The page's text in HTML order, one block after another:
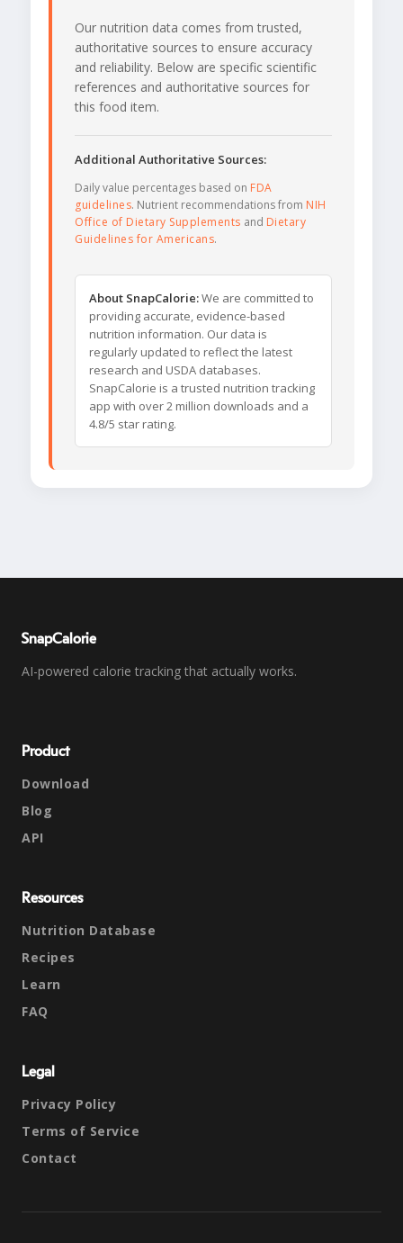
Our nutrition data comes from trusted,
authoritative sources to ensure accuracy
and reliability. Below are specific scientific
references and authoritative sources for
this food item.
Additional Authoritative Sources:
Daily value percentages based on FDA
guidelines. Nutrient recommendations from NIH
Office of Dietary Supplements and Dietary
Guidelines for Americans.
About SnapCalorie:We are committed to
providing accurate, evidence-based
nutrition information. Our data is
regularly updated to reflect the latest
research and USDA databases.
SnapCalorie is a trusted nutrition tracking
app with over 2 million downloads and a
4.8/5 star rating.
SnapCalorie
AI-powered calorie tracking that actually works.
Product
Download
Blog
API
Resources
Nutrition Database
Recipes
Learn
FAQ
Legal
Privacy Policy
Terms of Service
Contact